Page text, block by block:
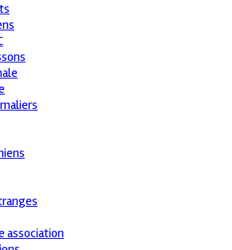
association